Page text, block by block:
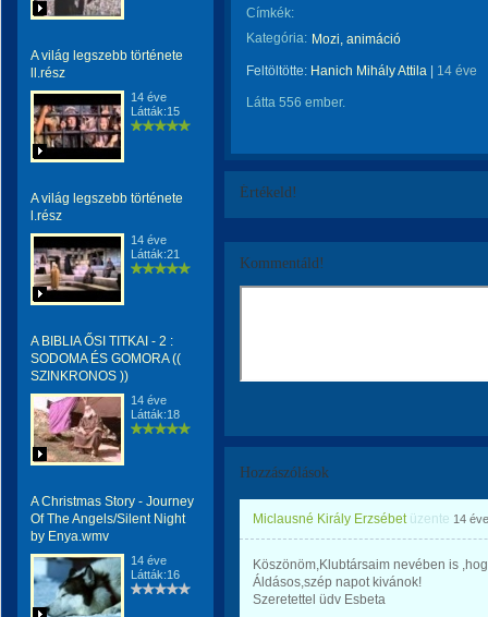
A világ legszebb története
ll.rész
14 éve
Látták:15
A világ legszebb története
l.rész
14 éve
Látták:21
A BIBLIA ŐSI TITKAI - 2 :
SODOMA ÉS GOMORA ((
SZINKRONOS ))
14 éve
Látták:18
A Christmas Story - Journey
Of The Angels/Silent Night
by Enya.wmv
14 éve
Látták:16
Címkék:
Kategória: Mozi, animáció
Feltöltötte: Hanich Mihály Attila 14 éve
Látta 556 ember.
Értékeld!
Kommentáld!
Hozzászólások
Miclausné Király Erzsébetüzente 14 éve
Köszönöm,Klubtársaim nevében is
Áldásos,szép napot kivánok!
Szeretettel üdv Esbeta